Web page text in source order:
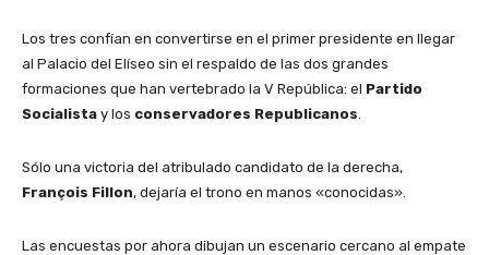
Los tres confían en convertirse en el primer presidente en llegar
al Palacio del Elíseo sin el respaldo de las dos grandes
formaciones que han vertebrado la V República: el Partido
Socialista y los conservadores Republicanos
Sólo una victoria del atribulado candidato de la derecha,
François Fillon, dejaría el trono en manos «conocidas».
Las encuestas por ahora dibujan un escenario cercano al empate